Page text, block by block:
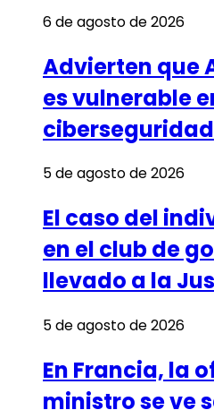
6 de agosto de 2026
Advierten que
es vulnerable
ciberseguridad
5 de agosto de 2026
El caso del
en el club de
llevado a la
5 de agosto de 2026
En Francia, la
ministro se ve